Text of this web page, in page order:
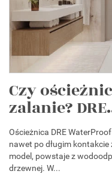
Czy
zalanie?
Ościeżnica DRE
nawet po długim
model, powstaje z
drzewnej. W...